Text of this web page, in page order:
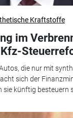
Kraftstoffe
im
die nur mit
sich der
sie künftig besteuern